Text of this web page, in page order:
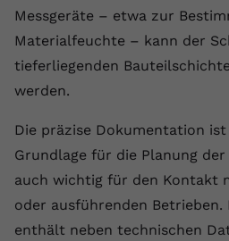
Messgeräte – etwa zur
Materialfeuchte – kann der
tieferliegenden
werden.
Die präzise Dokumentation
Grundlage für die Planung
auch wichtig für den Kontakt
oder ausführenden Betrieben.
enthält neben technischen